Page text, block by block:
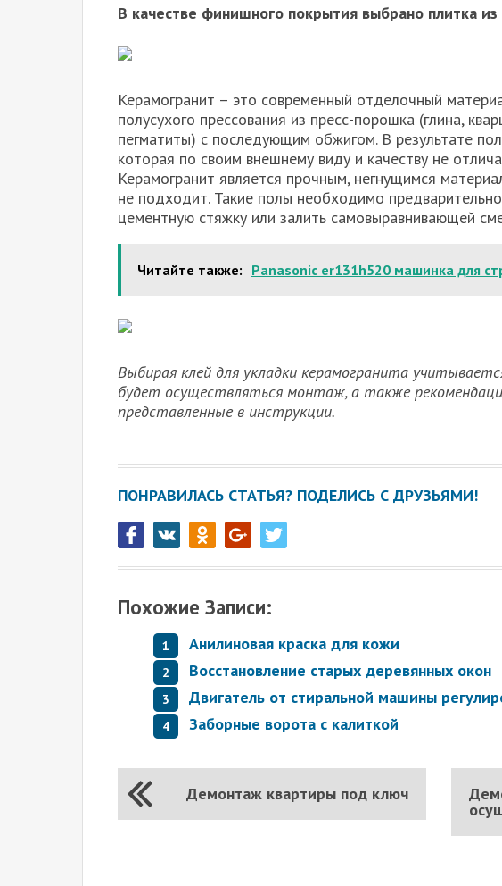
В качестве финишного покрытия выбрано плитка из
Керамогранит – это современный отделочный
полусухого прессования из пресс-порошка (глина,
пегматиты) с последующим обжигом. В результате
которая по своим внешнему виду и качеству не
Керамогранит является прочным, негнущимся
не подходит. Такие полы необходимо
цементную стяжку или залить самовыравнивающей
Читайте также: Panasonic er131h520 машинка для
Выбирая клей для укладки керамогранита
будет осуществляться монтаж, а также
представленные в инструкции.
ПОНРАВИЛАСЬ СТАТЬЯ? ПОДЕЛИСЬ С ДРУЗЬЯМИ!
Похожие Записи:
Анилиновая краска для кожи
Восстановление старых деревянных окон
Двигатель от стиральной машины
Заборные ворота с калиткой
Демонтаж квартиры под ключ